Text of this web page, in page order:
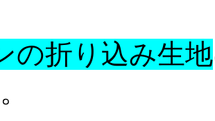
の折り込み生地